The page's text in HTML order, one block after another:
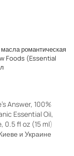
романтическая
Foods (Essential